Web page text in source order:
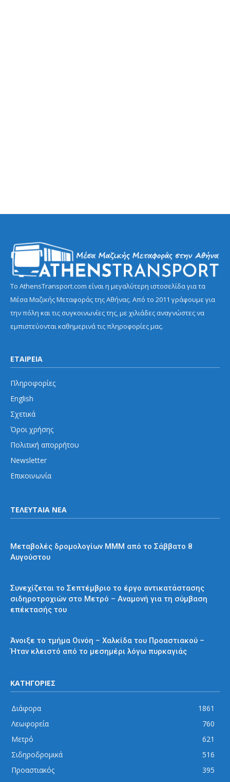
Το AthensTransport.com είναι η μεγαλύτερη ιστοσελίδα για τα
Μέσα Μαζικής Μεταφοράς της Αθήνας. Από το 2011 γράφουμε για
την πόλη και τις συγκοινωνίες της, με χιλιάδες αναγνώστες να
εμπιστεύονται καθημερινά τις πληροφορίες μας.
ΕΤΑΙΡΕΙΑ
Πληροφορίες
English
Σχετικά
Όροι χρήσης
Πολιτική απορρήτου
Newsletter
Επικοινωνία
ΤΕΛΕΥΤΑΙΑ ΝΕΑ
Μεταβολές δρομολογίων ΜΜΜ από το Σάββατο 8
Αυγούστου
Συνεχίζεται το Σεπτέμβριο το έργο αντικατάστασης
σιδηροτροχιών στο Μετρό – Αναμονή για τη σύμβαση
επέκτασής του
Άνοιξε το τμήμα Οινόη – Χαλκίδα του Προαστιακού –
Ήταν κλειστό από το μεσημέρι λόγω πυρκαγιάς
ΚΑΤΗΓΟΡΙΕΣ
Διάφορα
1861
Λεωφορεία
760
Μετρό
621
Σιδηροδρομικά
516
Προαστιακός
395